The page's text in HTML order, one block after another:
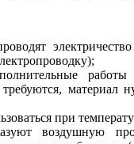
работы
материал
при
воздушную